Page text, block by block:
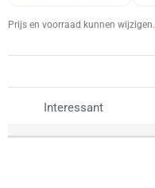
Prijs en voorraad kunnen
Interessant